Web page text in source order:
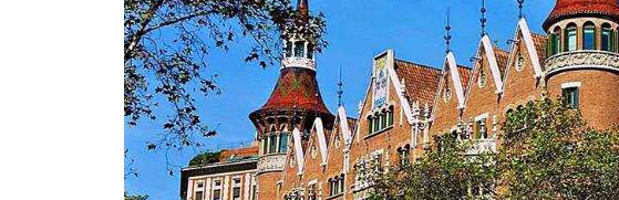
ЧИТАТЬ ЧИТАТЬ